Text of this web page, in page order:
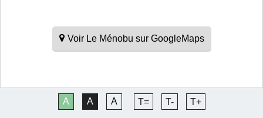
Voir Le Ménobu sur GoogleMaps
A A A T= T- T+